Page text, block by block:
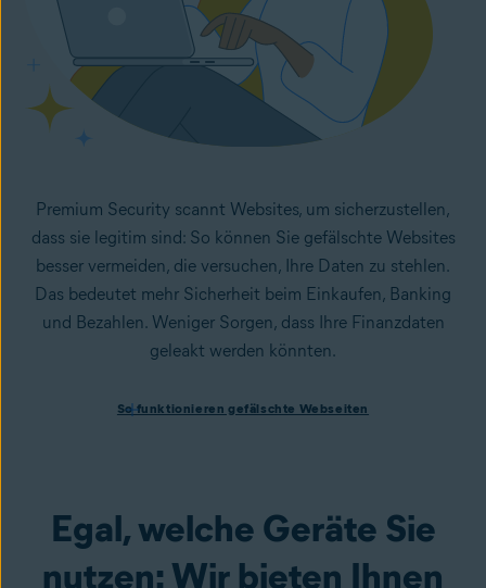
Premium Security scannt Websites, um sicherzustellen,
dass sie legitim sind: So können Sie gefälschte Websites
besser vermeiden, die versuchen, Ihre Daten zu stehlen.
Das bedeutet mehr Sicherheit beim Einkaufen, Banking
und Bezahlen. Weniger Sorgen, dass Ihre Finanzdaten
geleakt werden könnten.
Spoofing-Websites werden häufig von Cyberkriminellen
Informationen wie Ihre Passwörter und andere persönliche
Daten zu stehlen. Avast One Mobile warnt Sie vor
So funktionieren gefälschte Webseiten
Egal, welche Geräte Sie
nutzen: Wir bieten Ihnen